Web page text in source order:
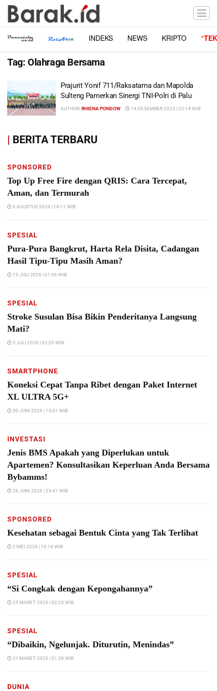
INDEKS NEWS KRIPTO
Tag: Olahraga Bersama
Prajurit Yonif 711/Raksatama dan Mapolda
Sulteng Pamerkan Sinergi TNI-Polri di Palu
AUTHOR:RHIENA PONDOW 14 DESEMBER 2023 | 23:14 WIB
| BERITA TERBARU
SPONSORED
Top Up Free Fire dengan QRIS: Cara Tercepat,
Aman, dan Termurah
6 AGUSTUS 2026 | 14:11 WIB
SPESIAL
Pura-Pura Bangkrut, Harta Rela Disita, Cadangan
Hasil Tipu-Tipu Masih Aman?
13 JULI 2026 | 01:36 WIB
SPESIAL
Stroke Susulan Bisa Bikin Penderitanya Langsung
Mati?
5 JULI 2026 | 02:20 WIB
SMARTPHONE
Koneksi Cepat Tanpa Ribet dengan Paket Internet
XL ULTRA 5G+
30 JUNI 2026 | 13:01 WIB
INVESTASI
Jenis BMS Apakah yang Diperlukan untuk
Apartemen? Konsultasikan Keperluan Anda Bersama
Bybamms!
26 JUNI 2026 | 23:47 WIB
SPONSORED
Kesehatan sebagai Bentuk Cinta yang Tak Terlihat
2 MEI 2026 | 10:16 WIB
SPESIAL
“Si Congkak dengan Kepongahannya”
25 MARET 2026 | 02:23 WIB
SPESIAL
“Dibaikin, Ngelunjak. Diturutin, Menindas”
21 MARET 2026 | 01:28 WIB
DUNIA